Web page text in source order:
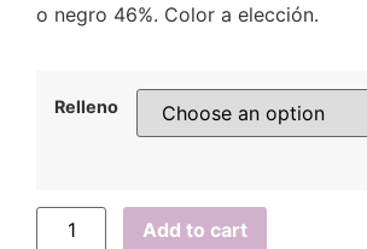
o negro 46%. Color a elección.
Relleno
Add to cart